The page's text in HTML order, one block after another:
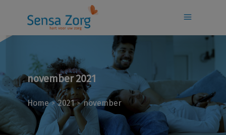
november 2021
Home>2021>november